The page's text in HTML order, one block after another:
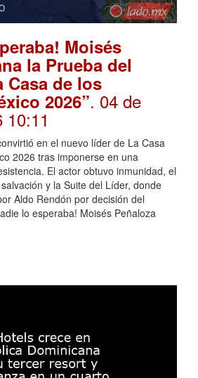
Moisés
la Prueba del
Casa de los
2026”. 04 de
10:11
en el nuevo líder de La Casa
2026 tras imponerse en una
El actor obtuvo inmunidad, el
y la Suite del Líder, donde
Aldo Rendón por decisión del
lo esperaba! Moisés Peñaloza